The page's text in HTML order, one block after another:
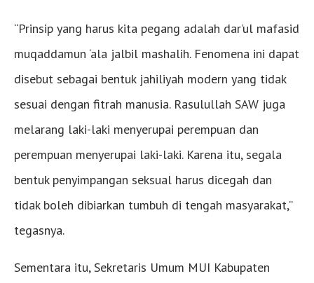
“Prinsip yang harus kita pegang adalah dar’ul mafasid
muqaddamun ‘ala jalbil mashalih. Fenomena ini dapat
disebut sebagai bentuk jahiliyah modern yang tidak
sesuai dengan fitrah manusia. Rasulullah SAW juga
melarang laki-laki menyerupai perempuan dan
perempuan menyerupai laki-laki. Karena itu, segala
bentuk penyimpangan seksual harus dicegah dan
tidak boleh dibiarkan tumbuh di tengah masyarakat,”
tegasnya.
Sementara itu, Sekretaris Umum MUI Kabupaten